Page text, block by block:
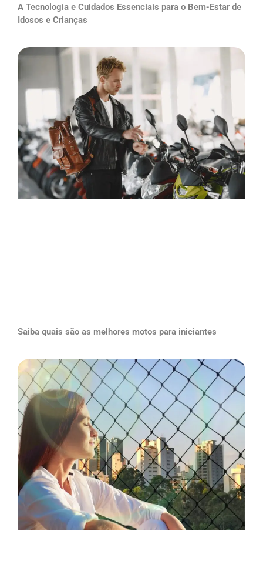
A Tecnologia e Cuidados Essenciais para o Bem-Estar de
Idosos e Crianças
Saiba quais são as melhores motos para iniciantes